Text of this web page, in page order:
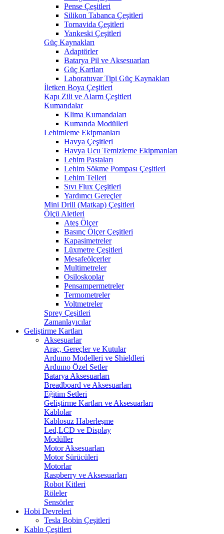
Pense Çeşitleri
Silikon Tabanca Çeşitleri
Tornavida Çeşitleri
Yankeski Çeşitleri
Güç Kaynakları
Adaptörler
Batarya Pil ve Aksesuarları
Güç Kartları
Laboratuvar Tipi Güç Kaynakları
İletken Boya Çeşitleri
Kapı Zili ve Alarm Çeşitleri
Kumandalar
Klima Kumandaları
Kumanda Modülleri
Lehimleme Ekipmanları
Havya Çeşitleri
Havya Ucu Temizleme Ekipmanları
Lehim Pastaları
Lehim Sökme Pompası Çeşitleri
Lehim Telleri
Sıvı Flux Çeşitleri
Yardımcı Gereçler
Mini Drill (Matkap) Çeşitleri
Ölçü Aletleri
Ateş Ölçer
Basınç Ölçer Çeşitleri
Kapasimetreler
Lüxmetre Çeşitleri
Mesafeölçerler
Multimetreler
Osiloskoplar
Pensampermetreler
Termometreler
Voltmetreler
Sprey Çeşitleri
Zamanlayıcılar
Geliştirme Kartları
Aksesuarlar
Araç, Gereçler ve Kutular
Arduıno Modelleri ve Shieldleri
Arduıno Özel Setler
Batarya Aksesuarları
Breadboard ve Aksesuarları
Eğitim Setleri
Geliştirme Kartları ve Aksesuarları
Kablolar
Kablosuz Haberleşme
Led,LCD ve Display
Modüller
Motor Aksesuarları
Motor Sürücüleri
Motorlar
Raspberry ve Aksesuarları
Robot Kitleri
Röleler
Sensörler
Hobi Devreleri
Tesla Bobin Çeşitleri
Kablo Çeşitleri